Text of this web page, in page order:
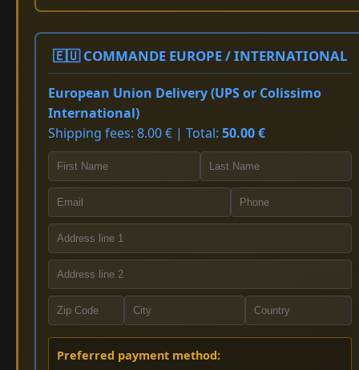
🇪🇺 COMMANDE EUROPE / INTERNATIONAL
European Union Delivery (UPS or Colissimo
International)
Shipping fees: 8.00 € | Total: 50.00 €
Preferred payment method: